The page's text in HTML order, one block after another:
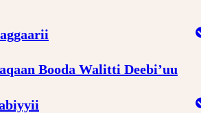
Booda Walitti Deebi’uu